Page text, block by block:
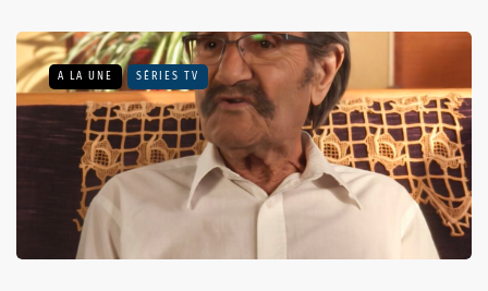
A LA UNE SÉRIES TV